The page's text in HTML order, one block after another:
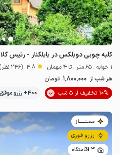
کلبه چوبی دوبلکس در بابلکنار - رئیس کلا
1 خوابه . 65 متر . تا 4 مهمان 4.8 (246 نظر)
هر شب از 1٬800٬000 تومان
10% تخفیف از 5 شب
400+ رزرو موفق
مـمـتــــــاز
رزرو فوری
3 اقامتگاه